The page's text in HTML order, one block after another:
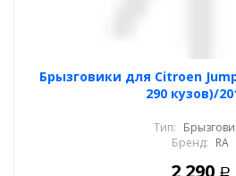
Брызговики для Citroen
290 кузов)/
Тип:
Бренд: RA
2 290 Р